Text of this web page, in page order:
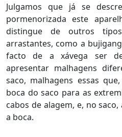
Julgamos que já se
pormenorizada este
distingue de outros
arrastantes, como a
facto de a xávega ser
apresentar malhagens
saco, malhagens essas
boca do saco para as
cabos de alagem, e, no
a boca.